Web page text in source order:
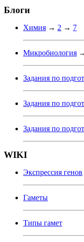
Блоги
Химия → 2 → 7
Микробиология
Задания по
Задания по
Задания по
WIKI
Экспрессия генов
Гаметы
Типы гамет